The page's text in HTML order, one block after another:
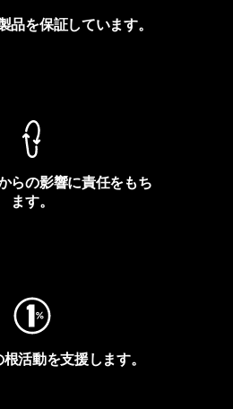
品を保証しています。
らの影響に責任をもち
ます。
活動を支援します。